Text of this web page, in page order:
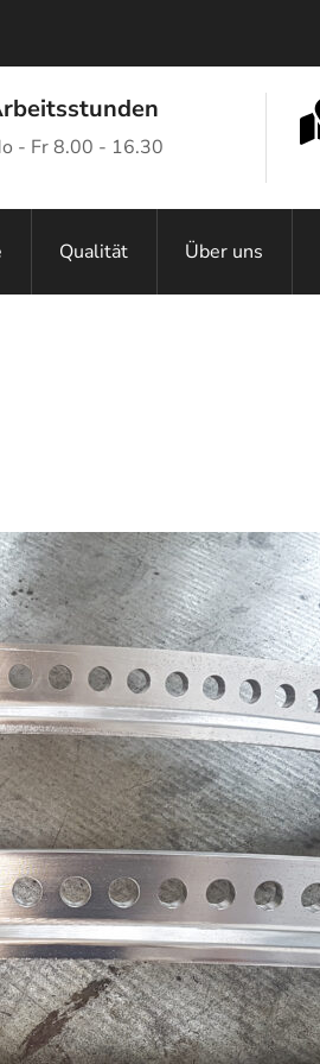
- Fr 8.00 - 16.30
Qualität Über uns